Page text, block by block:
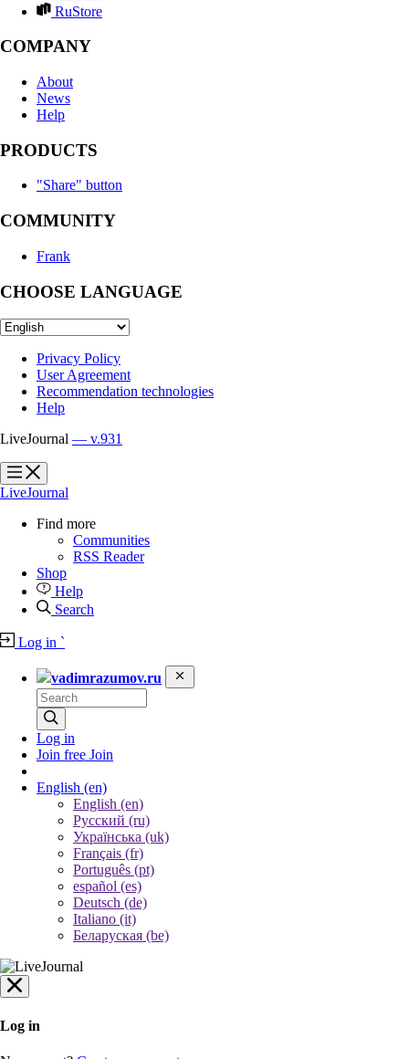
RuStore
COMPANY
About
News
Help
PRODUCTS
"Share" button
COMMUNITY
Frank
CHOOSE LANGUAGE
Privacy Policy
User Agreement
Recommendation technologies
Help
LiveJournal — v.931
?
?
LiveJournal
Find more
Communities
RSS Reader
Shop
Help
Search
Log in `
vadimrazumov.ru
Log in
Join free Join
English (en)
English (en)
Русский (ru)
Українська (uk)
Français (fr)
Português (pt)
español (es)
Deutsch (de)
Italiano (it)
Беларуская (be)
Log in